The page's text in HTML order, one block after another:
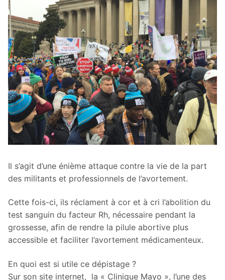
Il s’agit d’une énième attaque contre la vie de la part
des militants et professionnels de l’avortement.
Cette fois-ci, ils réclament à cor et à cri l’abolition du
test sanguin du facteur Rh, nécessaire pendant la
grossesse, afin de rendre la pilule abortive plus
accessible et faciliter l’avortement médicamenteux.
En quoi est si utile ce dépistage ?
Sur son site internet, la « Clinique Mayo », l’une des